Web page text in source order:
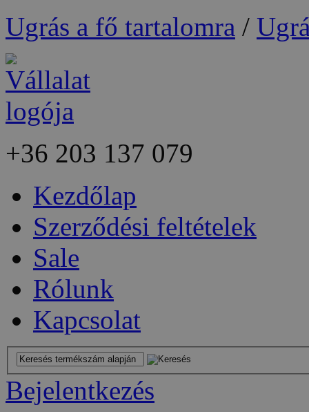
Ugrás a fő tartalomra /
+36 203 137 079
Kezdőlap
Szerződési feltételek
Sale
Rólunk
Kapcsolat
Bejelentkezés